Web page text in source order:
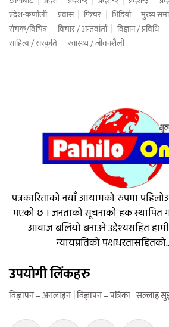
प्रदेश-कर्णाली
प्रवास फिचर भिडियो मुख्य
रोचक/विचित्र
विचार / अन्तर्वार्ता विज्ञान / प्रविधि
साहित्य / संस्कृति
स्वास्थ्य / जीवनशैली
पत्रकारिताको नयाँ आयामको रुपमा
भएको छ । जनताको सूचनाको हक स्थापित
आवाज बलियो बनाउने उद्देश्यसहित
न्यायप्रतिको
उपयोगी लिंकहरु
विज्ञापन – अनलाइन विज्ञापन – पत्रिका सल्लाह